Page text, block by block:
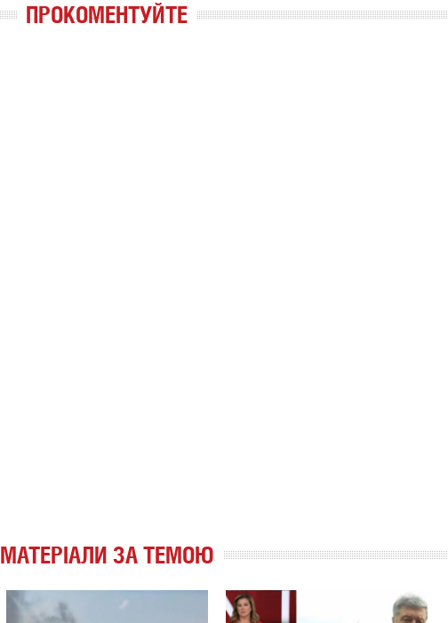
ПРОКОМЕНТУЙТЕ
МАТЕРІАЛИ ЗА ТЕМОЮ